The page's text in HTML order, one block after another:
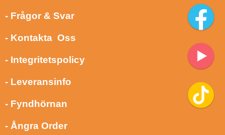
- Frågor & Svar
- Kontakta Oss
- Integritetspolicy
- Leveransinfo
- Fyndhörnan
- Ångra Order